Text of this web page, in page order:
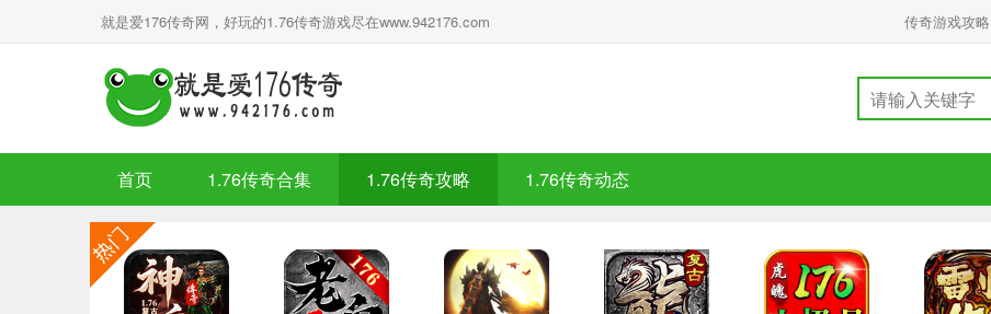
就是爱176传奇网，好玩的1.76传奇游戏尽在www.942176.com 传奇游戏攻略
首页 1.76传奇合集 1.76传奇攻略 1.76传奇动态